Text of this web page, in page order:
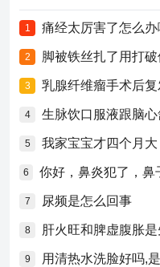
1 痛经太厉害了怎么办
2 脚被铁丝扎了用打
3 乳腺纤维瘤手术后
4 生脉饮口服液跟脑
5 我家宝宝才四个月大
6
7 尿频是怎么回事
8 肝火旺和脾虚腹胀
9 用清热水洗脸好吗,